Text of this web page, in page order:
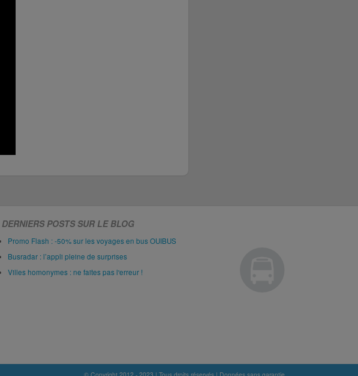
DERNIERS POSTS SUR LE BLOG
Promo Flash : -50% sur les voyages en bus OUIBUS
Busradar : l’appli pleine de surprises
Villes homonymes : ne faites pas l'erreur !